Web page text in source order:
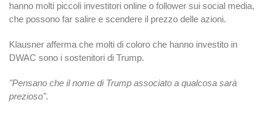
hanno molti piccoli investitori online o follower sui social media,
che possono far salire e scendere il prezzo delle azioni.
Klausner afferma che molti di coloro che hanno investito in
DWAC sono i sostenitori di Trump.
"Pensano che il nome di Trump associato a qualcosa sarà
prezioso".